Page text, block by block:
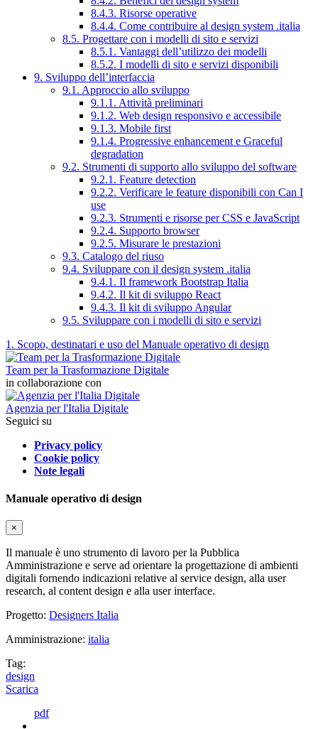
8.4.3. Risorse operative
8.4.4. Come contribuire al design system .italia
8.5. Progettare con i modelli di sito e servizi
8.5.1. Vantaggi dell’utilizzo dei modelli
8.5.2. I modelli di sito e servizi disponibili
9. Sviluppo dell’interfaccia
9.1. Approccio allo sviluppo
9.1.1. Attività preliminari
9.1.2. Web design responsivo e accessibile
9.1.3. Mobile first
9.1.4. Progressive enhancement e Graceful
degradation
9.2. Strumenti di supporto allo sviluppo del software
9.2.1. Feature detection
9.2.2. Verificare le feature disponibili con Can I
use
9.2.3. Strumenti e risorse per CSS e JavaScript
9.2.4. Supporto browser
9.2.5. Misurare le prestazioni
9.3. Catalogo del riuso
9.4. Sviluppare con il design system .italia
9.4.1. Il framework Bootstrap Italia
9.4.2. Il kit di sviluppo React
9.4.3. Il kit di sviluppo Angular
9.5. Sviluppare con i modelli di sito e servizi
1. Scopo, destinatari e uso del Manuale operativo di design
Team per la Trasformazione Digitale
in collaborazione con
Agenzia per l'Italia Digitale
Seguici su
Privacy policy
Cookie policy
Note legali
Manuale operativo di design
×
Il manuale è uno strumento di lavoro per la Pubblica
Amministrazione e serve ad orientare la progettazione di ambienti
digitali fornendo indicazioni relative al service design, alla user
research, al content design e alla user interface.
Progetto: Designers Italia
Amministrazione: italia
Tag:
design
Scarica
pdf